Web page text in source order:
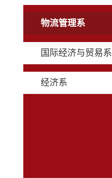
物流管理系
国际经济与贸易系
经济系